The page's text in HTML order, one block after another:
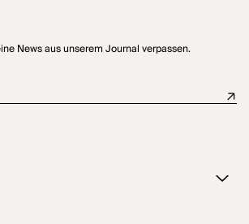
News aus unserem Journal verpassen.